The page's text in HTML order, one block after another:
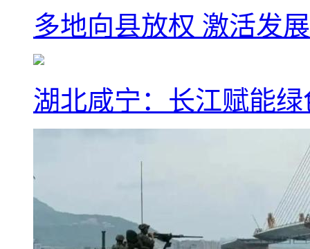
多地向县放权 激活发
湖北咸宁：长江赋能